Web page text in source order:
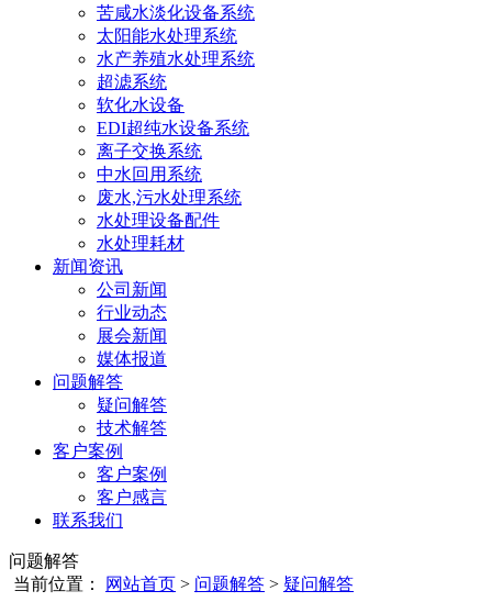
苦咸水淡化设备系统
太阳能水处理系统
水产养殖水处理系统
超滤系统
软化水设备
EDI超纯水设备系统
离子交换系统
中水回用系统
废水,污水处理系统
水处理设备配件
水处理耗材
新闻资讯
公司新闻
行业动态
展会新闻
媒体报道
问题解答
疑问解答
技术解答
客户案例
客户案例
客户感言
联系我们
问题解答
当前位置：
网站首页 > 问题解答 > 疑问解答